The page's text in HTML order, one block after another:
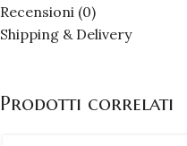
Recensioni (0)
Shipping & Delivery
Prodotti correlati